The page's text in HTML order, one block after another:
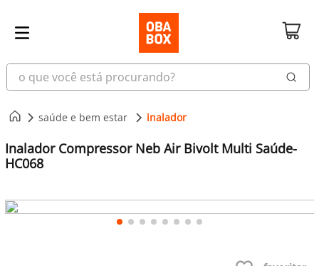
o que você está procurando?
saúde e bem estar inalador
Inalador Compressor Neb Air Bivolt Multi Saúde-
HC068